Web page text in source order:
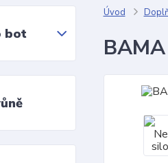
bot
Úvod